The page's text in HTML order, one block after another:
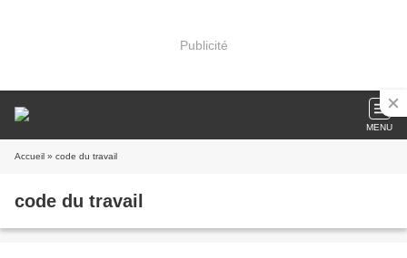
Publicité
MENU
Accueil » code du travail
code du travail